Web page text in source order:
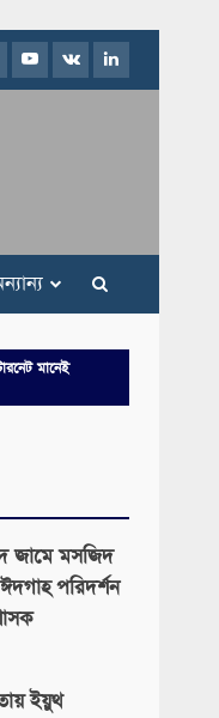
Youtube
VK LinkedIn
মানেই
জামে মসজিদ
পরিদর্শন
ইয়ুথ